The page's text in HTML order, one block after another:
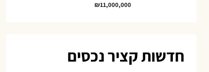
₪11,000,000
חדשות קציר נכסים